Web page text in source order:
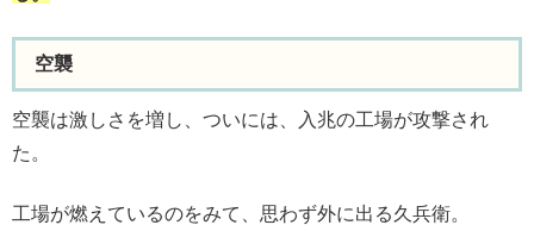
空襲
空襲は激しさを増し、ついには、入兆の工場が攻撃され
た。
工場が燃えているのをみて、思わず外に出る久兵衛。